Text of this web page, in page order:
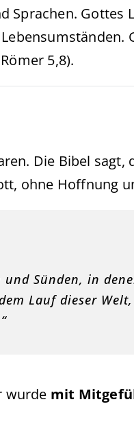
Sprachen. Gottes
5,8).
Die Bibel sagt,
ohne Hoffnung
Sünden, in
Lauf dieser
wurde mit